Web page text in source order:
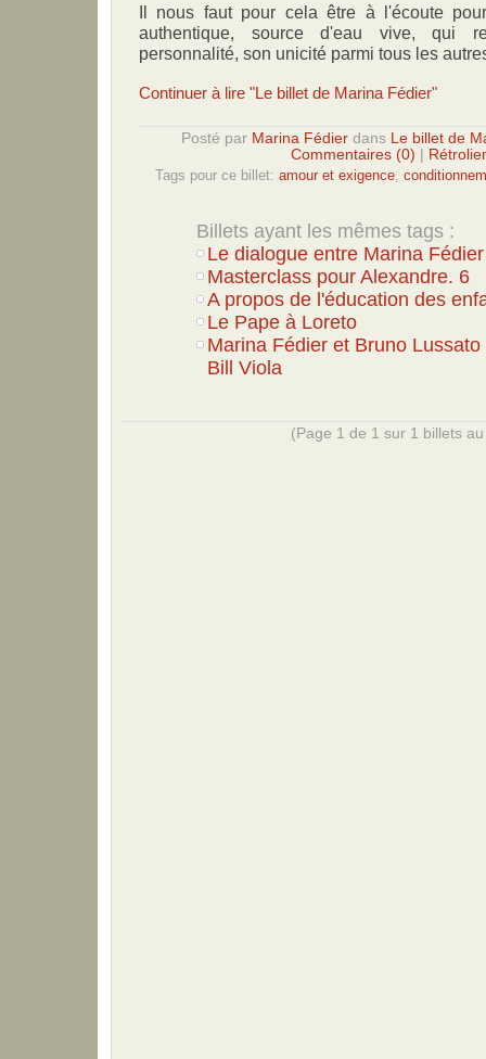
Il nous faut pour cela être à l'écoute
authentique, source d'eau vive, qui
personnalité, son unicité parmi tous les
Continuer à lire "Le billet de Marina Fédier"
Posté par Marina Fédier dans
Le billet de
Commentaires (0)
Tags pour ce billet: amour et exigence
Billets ayant les mêmes tags :
Le dialogue entre Marina
Masterclass pour Alexandre. 6
A propos de l'éducation des
Le Pape à Loreto
Marina Fédier et Bruno
Bill Viola
(Page 1 de 1 sur 1 billets